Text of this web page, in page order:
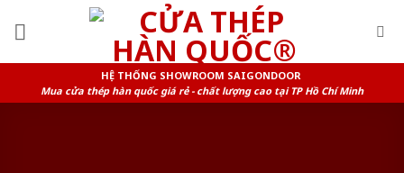
HỆ THỐNG SHOWROOM SAIGONDOOR
Mua cửa thép hàn quốc giá rẻ - chất lượng cao tại TP Hồ Chí Minh